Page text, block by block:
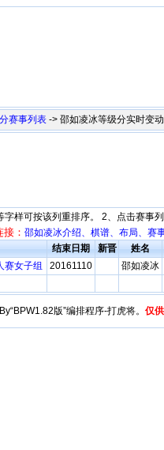
赛事列表 -> 邵如凌冰等级分实时变
样可按该列重排序。 2、点击赛事
接： 邵如凌冰介绍、棋谱、布局、赛
结束日期 新晋
姓名
赛女子组 20161110
邵如凌冰
版”编排程序-打虎将。 仅